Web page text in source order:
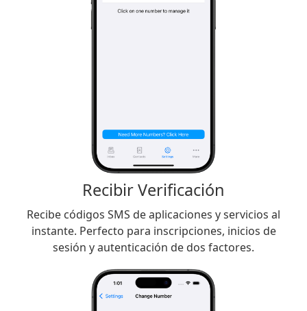
Recibir Verificación
Recibe códigos SMS de aplicaciones y servicios al
instante. Perfecto para inscripciones, inicios de
sesión y autenticación de dos factores.